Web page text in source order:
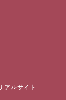
アルサイト